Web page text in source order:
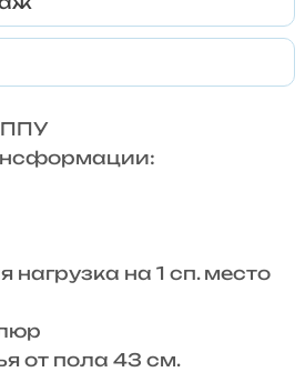
ППУ
на 1 сп. место
от пола 43 см.